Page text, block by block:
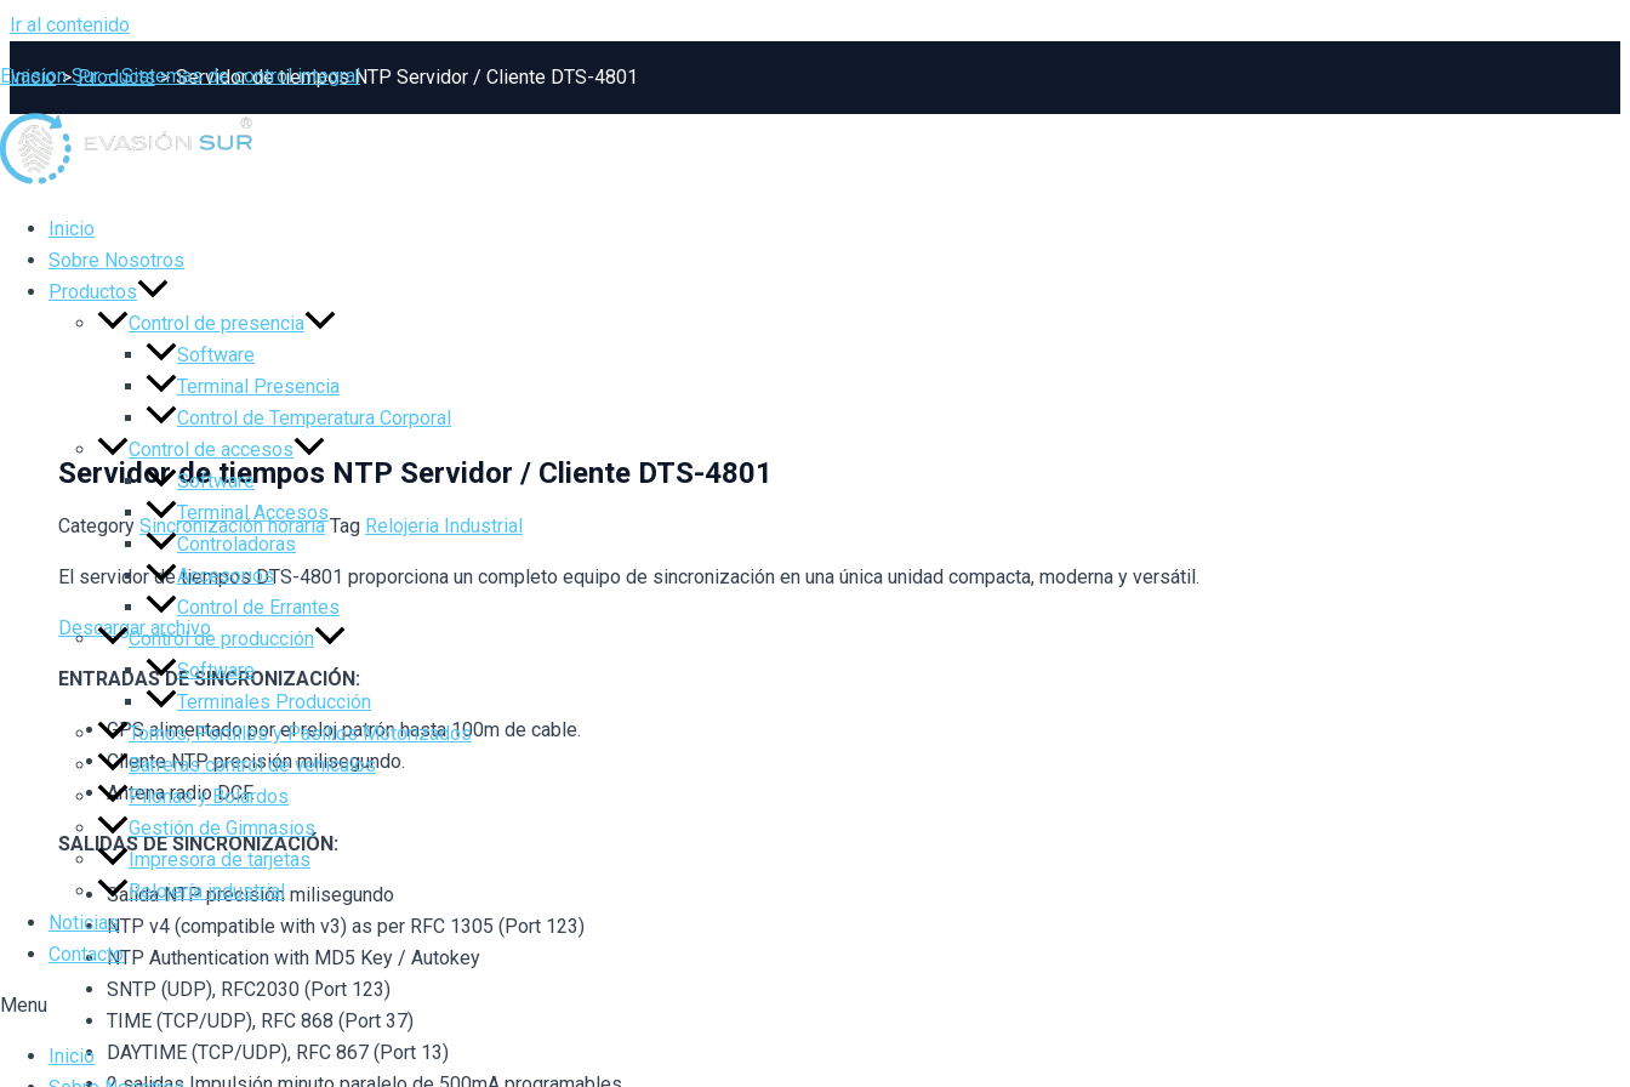
Ir al contenido
Evasion Sur – Sistemas de control integral
Inicio
Sobre Nosotros
Productos
Control de presencia
Software
Terminal Presencia
Control de Temperatura Corporal
Control de accesos
Software
Terminal Accesos
Controladoras
Accesorios
Control de Errantes
Control de producción
Software
Terminales Producción
Tornos, Portillos y Pasillos Motorizados
Barreras control de vehículos
Pilonas y Bolardos
Gestión de Gimnasios
Impresora de tarjetas
Relojería industrial
Noticias
Contacto
Menu
Inicio
Inicio Products Servidor de tiempos NTP Servidor / Cliente DTS-4801
Servidor de tiempos NTP Servidor / Cliente DTS-4801
Category Sincronización horaria Tag Relojeria Industrial
El servidor de tiempos DTS-4801 proporciona un completo equipo de sincronización en una única unidad compacta, moderna y versátil.
Descargar archivo
ENTRADAS DE SINCRONIZACIÓN:
GPS alimentado por el reloj patrón hasta 100m de cable.
Cliente NTP precisión milisegundo.
Antena radio DCF.
SALIDAS DE SINCRONIZACIÓN:
Salida NTP precisión milisegundo
NTP v4 (compatible with v3) as per RFC 1305 (Port 123)
NTP Authentication with MD5 Key / Autokey
SNTP (UDP), RFC2030 (Port 123)
TIME (TCP/UDP), RFC 868 (Port 37)
DAYTIME (TCP/UDP), RFC 867 (Port 13)